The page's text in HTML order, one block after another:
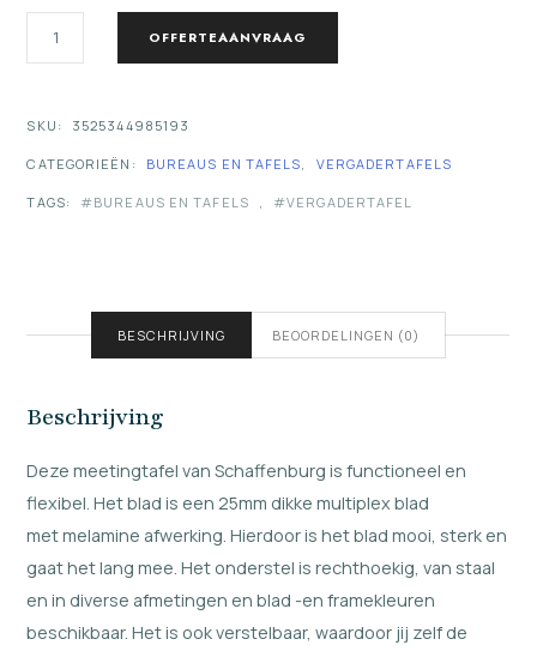
LUCAS
OFFERTEAANVRAAG
SKU: 3525344985193
CATEGORIEËN: BUREAUS EN TAFELS, VERGADERTAFELS
TAGS: BUREAUS EN TAFELS , VERGADERTAFEL
BESCHRIJVING BEOORDELINGEN (0)
Beschrijving
Deze meetingtafel van Schaffenburg is functioneel en
flexibel. Het blad is een 25mm dikke multiplex blad
met melamine afwerking. Hierdoor is het blad mooi, sterk en
gaat het lang mee. Het onderstel is rechthoekig, van staal
en in diverse afmetingen en blad -en framekleuren
beschikbaar. Het is ook verstelbaar, waardoor jij zelf de